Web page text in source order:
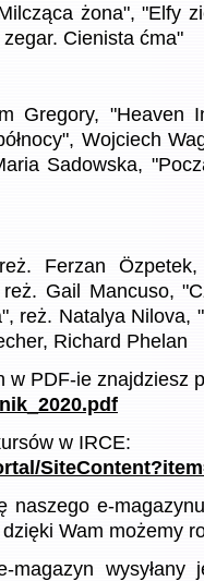
żona", "Elfy
Cienista ćma"
Gregory, "Heaven
Wojciech
Sadowska,
Ferzan
Gail Mancuso,
reż. Natalya Nilova,
Richard Phelan
w PDF-ie znajdziesz
w IRCE:
naszego e-
Wam możemy
magazyn